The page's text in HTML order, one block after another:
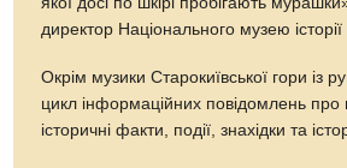
директор Національного музею історії
Окрім музики Старокиївської гори із
цикл інформаційних повідомлень про
історичні факти, події, знахідки та